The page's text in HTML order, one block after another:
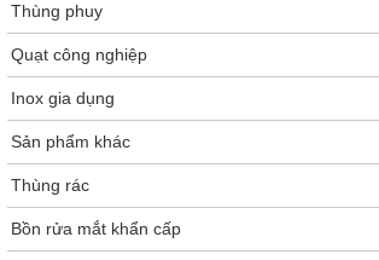
Thùng phuy
Quạt công nghiệp
Inox gia dụng
Sản phẩm khác
Thùng rác
Bồn rửa mắt khẩn cấp